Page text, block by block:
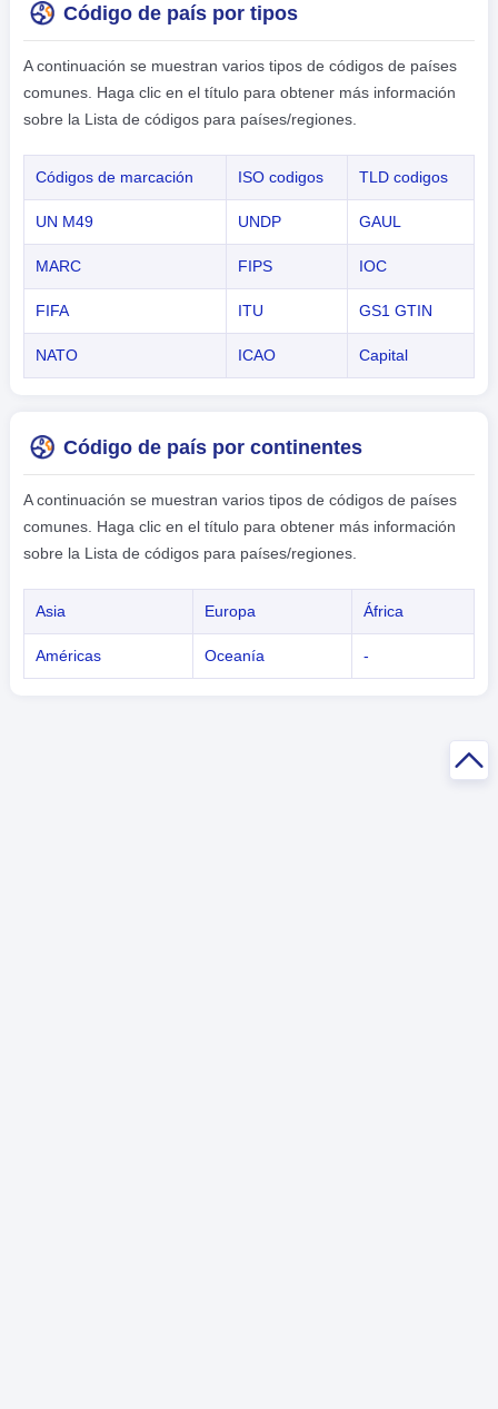
Código de país por tipos
A continuación se muestran varios tipos de códigos de países
comunes. Haga clic en el título para obtener más información
sobre la Lista de códigos para países/regiones.
Códigos de marcación ISO codigos TLD codigos
UN M49 UNDP GAUL
MARC FIPS IOC
FIFA ITU GS1 GTIN
NATO ICAO Capital
Código de país por continentes
A continuación se muestran varios tipos de códigos de países
comunes. Haga clic en el título para obtener más información
sobre la Lista de códigos para países/regiones.
Asia Europa África
Américas Oceanía -